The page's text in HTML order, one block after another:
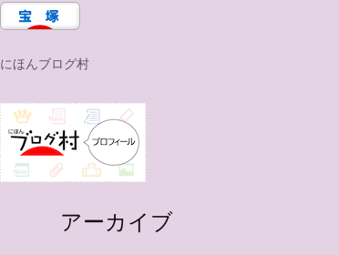
にほんブログ村
アーカイブ